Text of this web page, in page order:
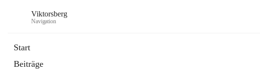
Viktorsberg
Navigation
Start
Beiträge